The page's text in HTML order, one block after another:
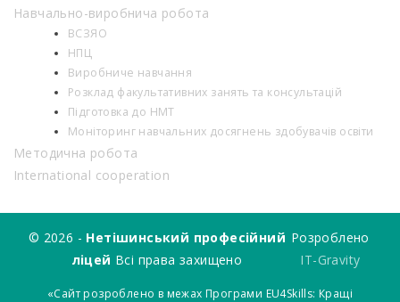
Навчально-виробнича робота
ВСЗЯО
НПЦ
Виробниче навчання
Розклад факультативних занять та консультацій
Підготовка до НМТ
Моніторинг навчальних досягнень здобувачів освіти
Методична робота
International cooperation
© 2026 - Нетішинський професійний
ліцей Всі права захищено
Розроблено
IT-Gravity
«Сайт розроблено в межах Програми EU4Skills: Кращі